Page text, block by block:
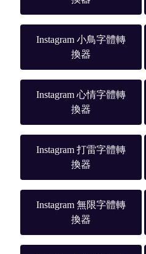
Instagram 小鳥字體轉
換器
Instagram 心情字體轉
換器
Instagram 打雷字體轉
換器
Instagram 無限字體轉
換器